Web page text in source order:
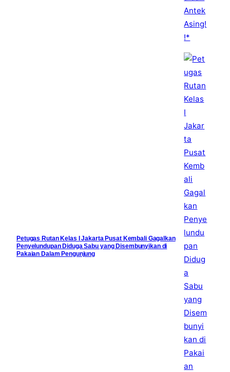
Petugas Rutan Kelas I Jakarta Pusat Kembali Gagalkan
Penyelundupan Diduga Sabu yang Disembunyikan di
Pakaian Dalam Pengunjung